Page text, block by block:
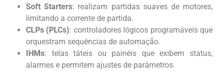
Soft Starters: realizam partidas suaves de motores,
limitando a corrente de partida.
CLPs (PLCs): controladores lógicos programáveis que
orquestram sequências de automação.
IHMs: telas táteis ou painéis que exibem status,
alarmes e permitem ajustes de parâmetros.